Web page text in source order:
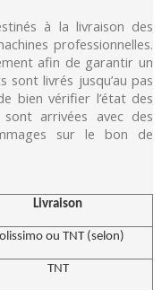
à la livraison des
professionnelles.
afin de garantir un
sont livrés jusqu’au pas
bien vérifier l’état des
arrivées avec des
sur le bon de
Livraison
ou TNT (selon)
TNT